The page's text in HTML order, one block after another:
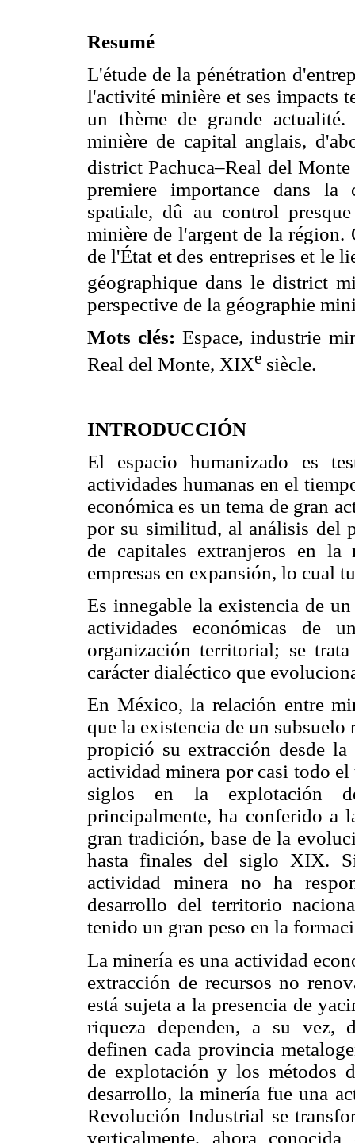
Resumé
L'étude de la pénétration
l'activité minière et ses impacts
un thème de grande
minière de capital anglais,
district Pachuca–Real del
premiere importance dans la
spatiale, dû au control
minière de l'argent de la
de l'État et des entreprises et le
géographique dans le district
perspective de la géographie
Mots clés:Espace, industrie
Real del Monte, XIXe siècle.
INTRODUCCIÓN
El espacio humanizado es
actividades humanas en el
económica es un tema de gran
por su similitud, al análisis del
de capitales extranjeros en
empresas en expansión, lo cual
Es innegable la existencia de
actividades económicas
organización territorial; se
carácter dialéctico que
En México, la relación entre
que la existencia de un
propició su extracción desde
actividad minera por casi todo
siglos en la explotación
principalmente, ha conferido a
gran tradición, base de la
hasta finales del siglo XIX.
actividad minera no ha
desarrollo del territorio
tenido un gran peso en la
La minería es una actividad
extracción de recursos no
está sujeta a la presencia de
riqueza dependen, a su vez,
definen cada provincia
de explotación y los métodos
desarrollo, la minería fue una
Revolución Industrial se
verticalmente, ahora